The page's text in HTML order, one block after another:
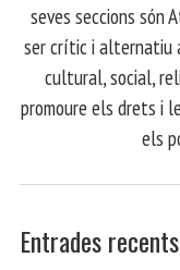
seves seccions són
ser crític i alternatiu
cultural, social,
promoure els drets i
els
Entrades recents